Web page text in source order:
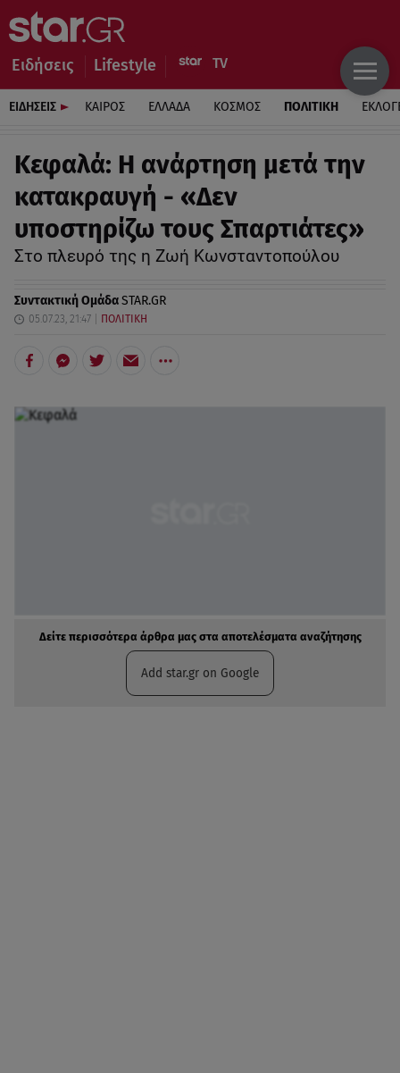
Ειδήσεις Lifestyle
ΕΙΔΗΣΕΙΣ ΚΑΙΡΟΣ ΕΛΛΑΔΑ ΚΟΣΜΟΣ ΠΟΛΙΤΙΚΗ
Κεφαλά: Η ανάρτηση μετά την
κατακραυγή - «Δεν
υποστηρίζω τους Σπαρτιάτες»
Στο πλευρό της η Ζωή Κωνσταντοπούλου
Συντακτική ΟμάδαSTAR.GR
05.07.23, 21:47 ΠΟΛΙΤΙΚΗ
Δείτε περισσότερα άρθρα μας στα αποτελέσματα αναζήτησης
Add star.gr on Google